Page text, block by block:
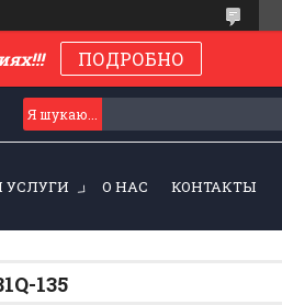
ПОДРОБНО
УСЛУГИ О НАС КОНТАКТЫ
135